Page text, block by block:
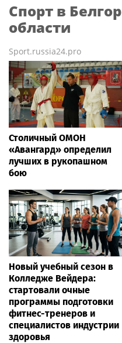
Спорт в
области
Sport.russia24.pro
Столичный ОМОН
«Авангард» определил
лучших в рукопашном
бою
Новый учебный сезон в
Колледже Вейдера:
стартовали очные
программы подготовки
фитнес-тренеров и
специалистов индустрии
здоровья